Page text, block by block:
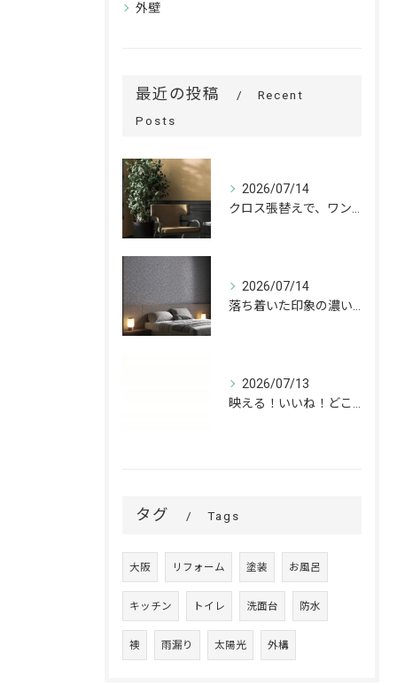
外壁
最近の投稿
Recent
Posts
2026/07/14
2026/07/14
2026/07/13
タグ Tags
大阪 リフォーム 塗装 お風呂
キッチン トイレ 洗面台 防水
襖 雨漏り 太陽光 外構